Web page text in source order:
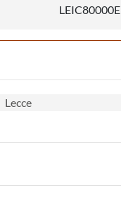
LEIC80000E
Lecce